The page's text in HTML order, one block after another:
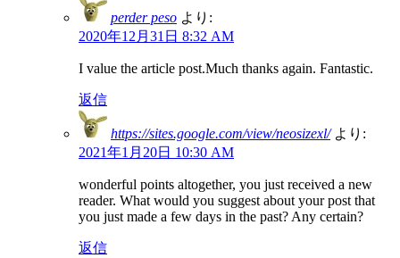
perder peso より:
2020年12月31日 8:32 AM
I value the article post.Much thanks again. Fantastic.
返信
https://sites.google.com/view/neosizexl/ より:
2021年1月20日 10:30 AM
wonderful points altogether, you just received a new
reader. What would you suggest about your post that
you just made a few days in the past? Any certain?
返信